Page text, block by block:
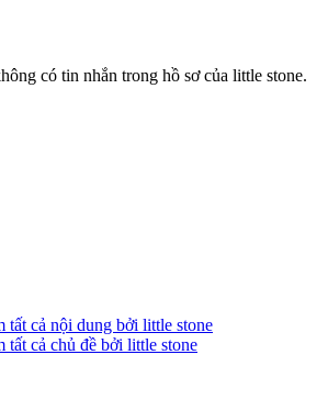
có tin nhắn trong hồ sơ của little stone.
tất cả nội dung bởi little stone
tất cả chủ đề bởi little stone